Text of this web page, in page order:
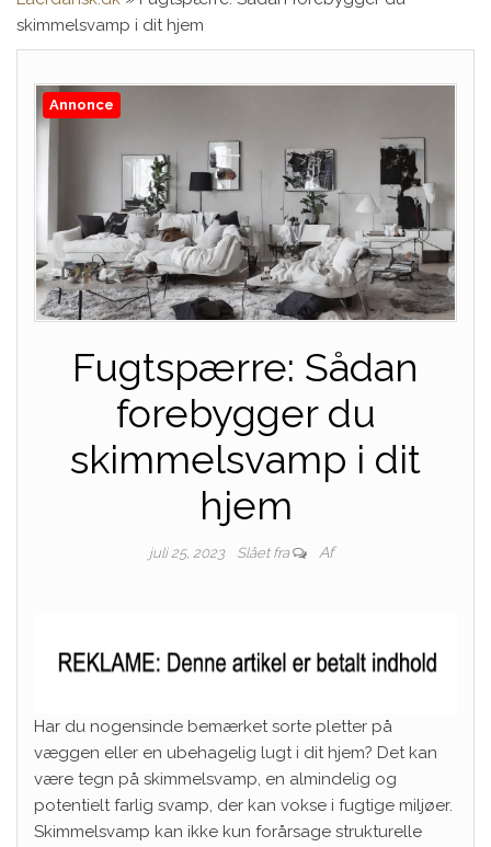
skimmelsvamp i dit hjem
Annonce
Fugtspærre: Sådan
forebygger du
skimmelsvamp i dit
hjem
juli 25, 2023 Slået fra Af
Har du nogensinde bemærket sorte pletter på
væggen eller en ubehagelig lugt i dit hjem? Det kan
være tegn på skimmelsvamp, en almindelig og
potentielt farlig svamp, der kan vokse i fugtige miljøer.
Skimmelsvamp kan ikke kun forårsage strukturelle